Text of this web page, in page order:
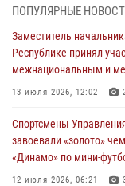
мировой войне 1914-
01 августа 2026, 07:19
В Ядрине сотрудники
01 августа 2026, 06:12
1 августа – День
Российской Федерации
ПОПУЛЯРНЫЕ
Заместитель
Республике принял
межнациональным и
13 июля 2026, 12:02
Спортсмены
завоевали «золото»
«Динамо» по мини-
12 июля 2026, 06:21